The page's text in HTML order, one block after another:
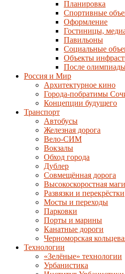
Планировка
Спортивные
Оформление
Гостиницы,
Павильоны
Социальные
Объекты
После
Россия и Мир
Архитектурное кино
Города-побратимы
Концепции будущего
Транспорт
Автобусы
Железная дорога
Вело-СИМ
Вокзалы
Обход города
Дублер
Совмещённая дорога
Высокоскоростная
Развязки и перекрёстки
Мосты и переходы
Парковки
Порты и марины
Канатные дороги
Черноморская
Технологии
«Зелёные» технологии
Урбанистика